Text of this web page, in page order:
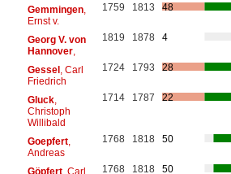
Gemmingen,
Ernst v.
1759 1813 48
Georg V. von
Hannover,
1819 1878 4
Gessel, Carl
Friedrich
1724 1793 28
Gluck,
Christoph
Willibald
1714 1787 22
Goepfert,
Andreas
1768 1818 50
Göpfert, Carl 1768 1818 50